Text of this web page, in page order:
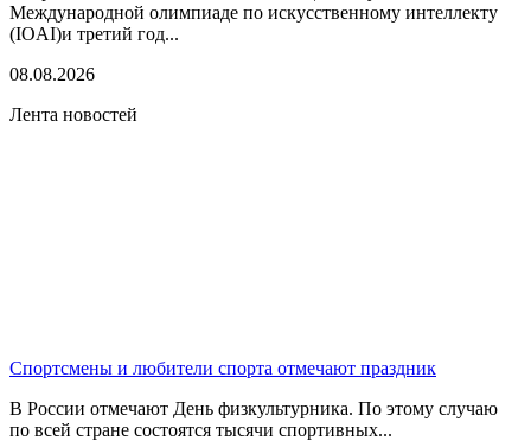
Международной олимпиаде по искусственному интеллекту
(IOAI)и третий год...
08.08.2026
Лента новостей
Спортсмены и любители спорта отмечают праздник
В России отмечают День физкультурника. По этому случаю
по всей стране состоятся тысячи спортивных...